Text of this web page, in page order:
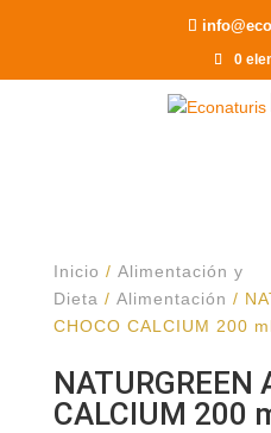
0
Inicio / Alimentación y
Dieta / Alimentación /
CHOCO CALCIUM 200
NATURGREEN
CALCIUM 200